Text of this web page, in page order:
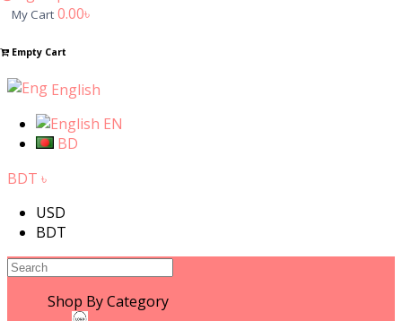
My Cart 0.00৳
Empty Cart
English
EN
BD
BDT ৳
USD
BDT
Shop By Category